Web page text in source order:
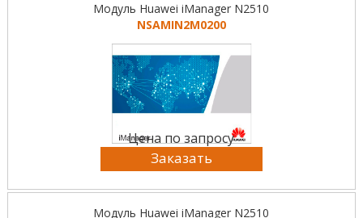
Модуль Huawei iManager N2510
NSAMIN2M0200
Цена по запросу
Заказать
Модуль Huawei iManager N2510